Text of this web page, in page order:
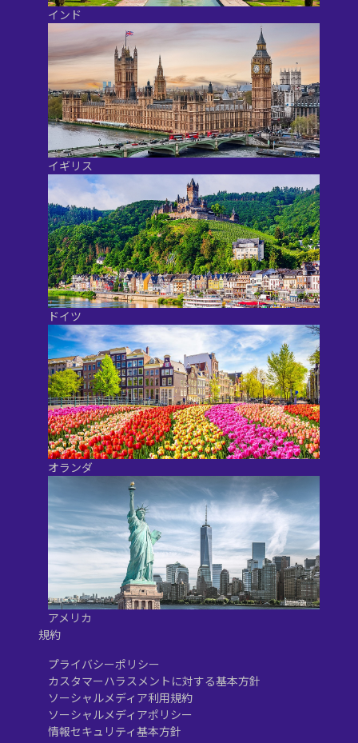
インド
イギリス
ドイツ
オランダ
アメリカ
規約
プライバシーポリシー
カスタマーハラスメントに対する基本方針
ソーシャルメディア利用規約
ソーシャルメディアポリシー
情報セキュリティ基本方針